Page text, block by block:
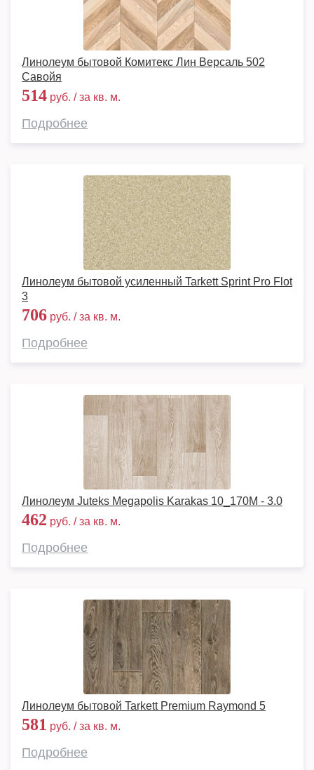
Линолеум бытовой Комитекс Лин Версаль 502
Савойя
514 руб. / за кв. м.
Подробнее
Линолеум бытовой усиленный Tarkett Sprint Pro Flot
3
706 руб. / за кв. м.
Подробнее
Линолеум Juteks Megapolis Karakas 10_170M - 3.0
462 руб. / за кв. м.
Подробнее
Линолеум бытовой Tarkett Premium Raymond 5
581 руб. / за кв. м.
Подробнее